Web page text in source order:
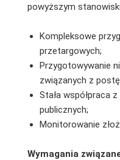
powyższym
Kompleksowe
przetargowych;
Przygotowywanie
związanych z
Stała współpraca
publicznych;
Monitorowanie
Wymagania